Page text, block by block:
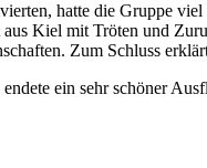
hatte die Gruppe
Kiel mit Tröten und
Zum Schluss
ein sehr schöner